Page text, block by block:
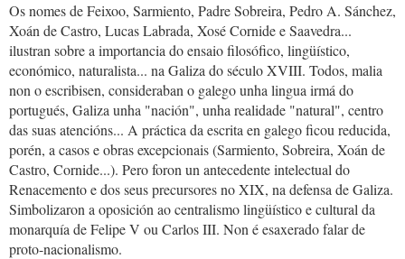
Os nomes de Feixoo, Sarmiento, Padre Sobreira, Pedro A. Sánchez,
Xoán de Castro, Lucas Labrada, Xosé Cornide e Saavedra...
ilustran sobre a importancia do ensaio filosófico, lingüístico,
económico, naturalista... na Galiza do século XVIII. Todos, malia
non o escribisen, consideraban o galego unha lingua irmá do
portugués, Galiza unha "nación", unha realidade "natural", centro
das suas atencións... A práctica da escrita en galego ficou reducida,
porén, a casos e obras excepcionais (Sarmiento, Sobreira, Xoán de
Castro, Cornide...). Pero foron un antecedente intelectual do
Renacemento e dos seus precursores no XIX, na defensa de Galiza.
Simbolizaron a oposición ao centralismo lingüístico e cultural da
monarquía de Felipe V ou Carlos III. Non é esaxerado falar de
proto-nacionalismo.